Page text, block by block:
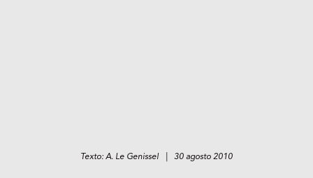
Texto: A. Le Genissel | 30 agosto 2010